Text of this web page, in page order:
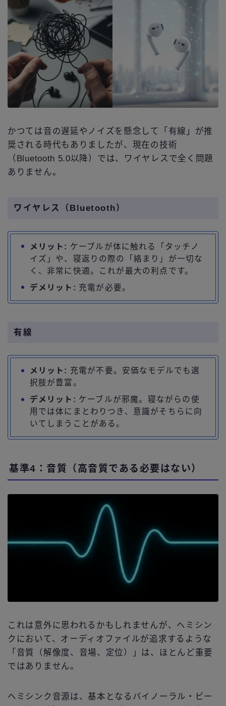
かつては音の遅延やノイズを懸念して「有線」が推
奨される時代もありましたが、現在の技術
（Bluetooth 5.0以降）では、ワイヤレスで全く問題
ありません。
ワイヤレス（Bluetooth）
メリット: ケーブルが体に触れる「タッチノ
イズ」や、寝返りの際の「絡まり」が一切な
く、非常に快適。これが最大の利点です。
デメリット: 充電が必要。
有線
メリット: 充電が不要。安価なモデルでも選
択肢が豊富。
デメリット: ケーブルが邪魔。寝ながらの使
用では体にまとわりつき、意識がそちらに向
いてしまうことがある。
基準4：音質（高音質である必要はない）
これは意外に思われるかもしれませんが、ヘミシン
クにおいて、オーディオファイルが追求するような
「音質（解像度、音場、定位）」は、ほとんど重要
ではありません。
ヘミシンク音源は、基本となるバイノーラル・ビー